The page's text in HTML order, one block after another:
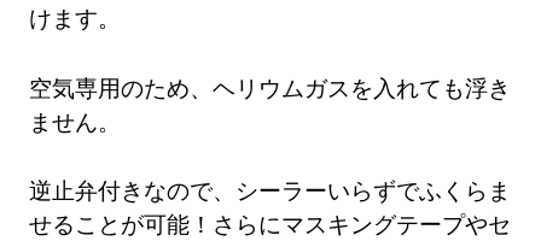
けます。
空気専用のため、ヘリウムガスを入れても浮き
ません。
逆止弁付きなので、シーラーいらずでふくらま
せることが可能！さらにマスキングテープやセ